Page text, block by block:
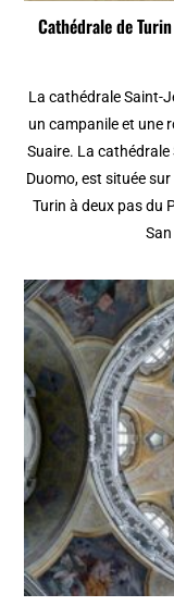
Cathédrale de
La cathédrale Saint-
un campanile et une
Suaire. La
Duomo, est située
Turin à deux pas du